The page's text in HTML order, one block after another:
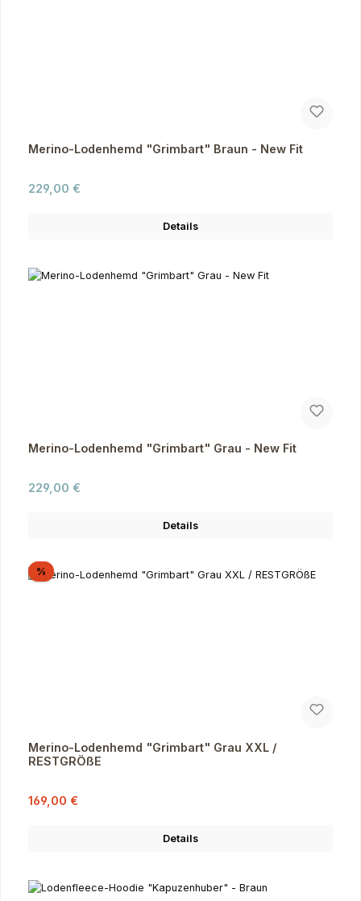
Merino-Lodenhemd "Grimbart" Braun - New Fit
Regulärer Preis:
229,00 €
Details
Merino-Lodenhemd "Grimbart" Grau - New Fit
Regulärer Preis:
229,00 €
Details
%Rabatt
Merino-Lodenhemd "Grimbart" Grau XXL /
RESTGRÖßE
Verkaufspreis:
169,00 €
Details